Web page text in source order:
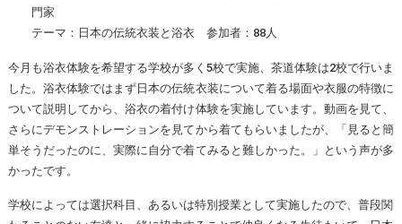
門家
テーマ：日本の伝統衣装と浴衣 参加者：88人
今月も浴衣体験を希望する学校が多く5校で実施、茶道体験は2校で行いま
した。浴衣体験ではまず日本の伝統衣装について着る場面や衣服の特徴に
ついて説明してから、浴衣の着付け体験を実施しています。動画を見て、
さらにデモンストレーションを見てから着てもらいましたが、「見ると簡
単そうだったのに、実際に自分で着てみると難しかった。」という声が多
かったです。
学校によっては選択科目、あるいは特別授業として実施したので、普段関